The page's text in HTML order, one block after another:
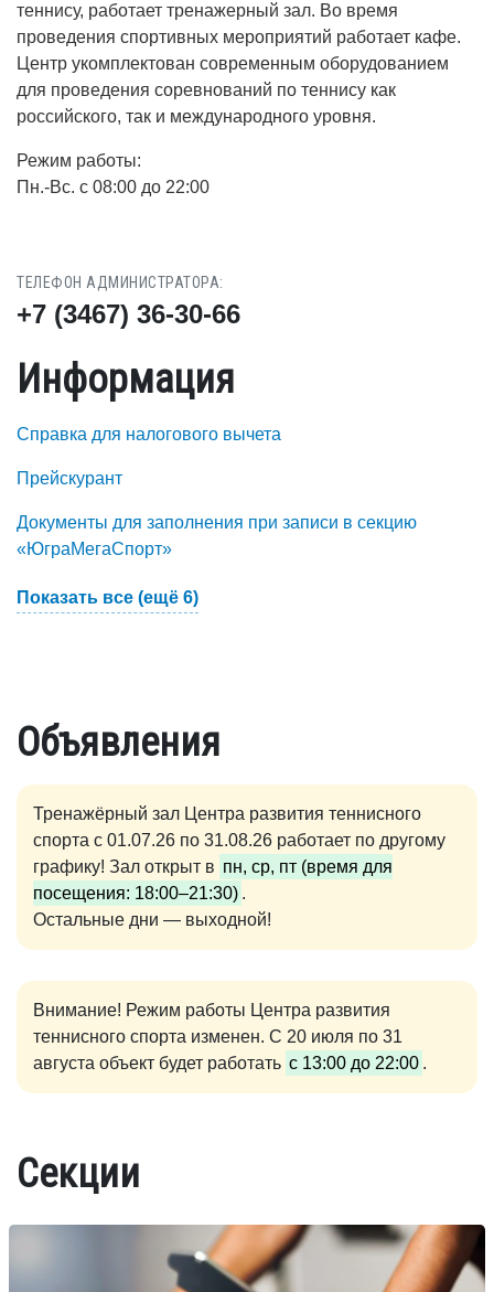
теннису, работает тренажерный зал. Во время
проведения спортивных мероприятий работает кафе.
Центр укомплектован современным оборудованием
для проведения соревнований по теннису как
российского, так и международного уровня.
Режим работы:
Пн.-Вс. с 08:00 до 22:00
ТЕЛЕФОН АДМИНИСТРАТОРА:
+7 (3467) 36-30-66
Информация
Справка для налогового вычета
Прейскурант
Документы для заполнения при записи в секцию
«ЮграМегаСпорт»
Показать все (ещё 6)
Объявления
Тренажёрный зал Центра развития теннисного
спорта с 01.07.26 по 31.08.26 работает по другому
графику! Зал открыт в пн, ср, пт (время для
посещения: 18:00–21:30) .
Остальные дни — выходной!
Внимание! Режим работы Центра развития
теннисного спорта изменен. С 20 июля по 31
августа объект будет работать с 13:00 до 22:00 .
Секции